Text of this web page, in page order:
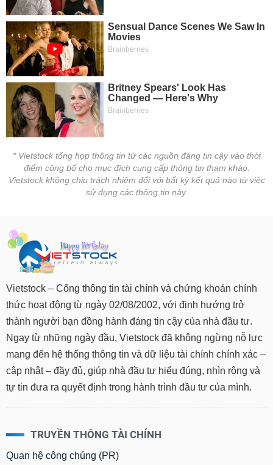
* Vietstock tổng hợp thông tin từ các nguồn đáng tin cậy vào thời
điểm công bố cho mục đích cung cấp thông tin tham khảo.
Vietstock không chịu trách nhiệm đối với bất kỳ kết quả nào từ việc
sử dụng các thông tin này.
Vietstock – Cổng thông tin tài chính và chứng khoán chính
thức hoạt động từ ngày 02/08/2002, với định hướng trở
thành người bạn đồng hành đáng tin cậy của nhà đầu tư.
Ngay từ những ngày đầu, Vietstock đã không ngừng nỗ lực
mang đến hệ thống thông tin và dữ liệu tài chính chính xác –
cập nhật – đầy đủ, giúp nhà đầu tư hiểu đúng, nhìn rộng và
tự tin đưa ra quyết định trong hành trình đầu tư của mình.
TRUYỀN THÔNG TÀI CHÍNH
Quan hệ công chúng (PR)